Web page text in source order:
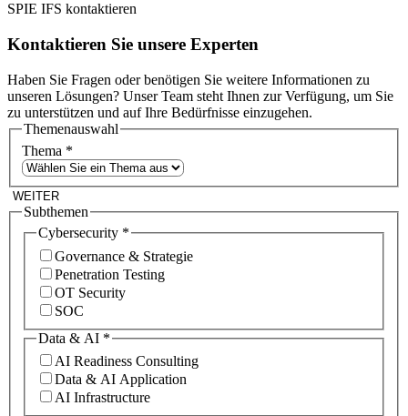
SPIE IFS kontaktieren
Kontaktieren Sie unsere Experten
Haben Sie Fragen oder benötigen Sie weitere Informationen zu
unseren Lösungen? Unser Team steht Ihnen zur Verfügung, um Sie
zu unterstützen und auf Ihre Bedürfnisse einzugehen.
Themenauswahl
Thema *
WEITER
Subthemen
Cybersecurity *
Governance & Strategie
Penetration Testing
OT Security
SOC
Data & AI *
AI Readiness Consulting
Data & AI Application
AI Infrastructure